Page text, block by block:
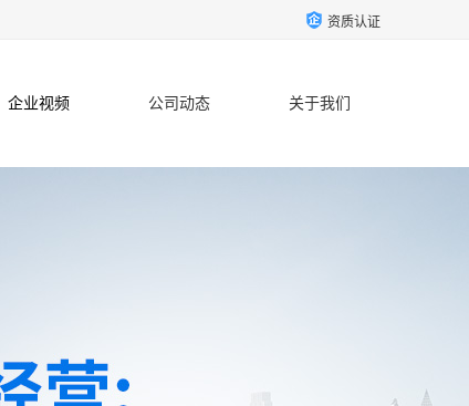
资质认证
企业视频 公司动态 关于我们